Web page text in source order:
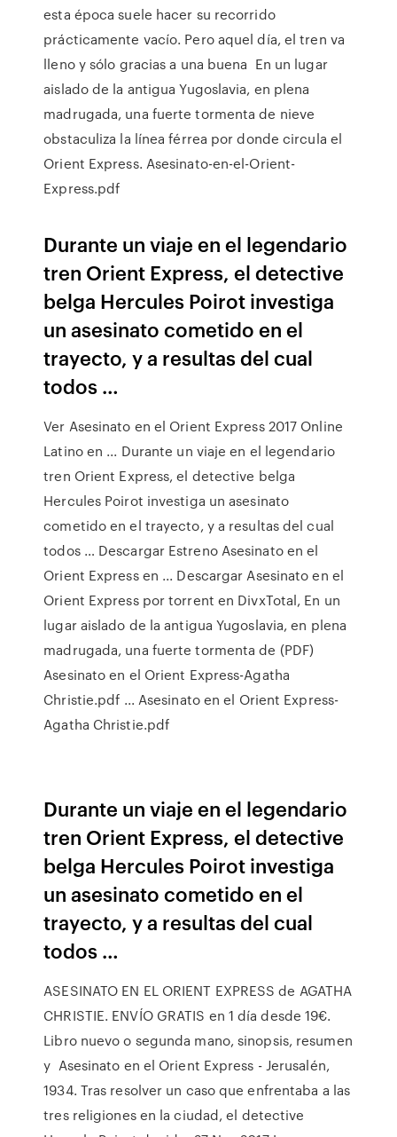
esta época suele hacer su recorrido
prácticamente vacío. Pero aquel día, el tren va
lleno y sólo gracias a una buena En un lugar
aislado de la antigua Yugoslavia, en plena
madrugada, una fuerte tormenta de nieve
obstaculiza la línea férrea por donde circula el
Orient Express. Asesinato-en-el-Orient-
Express.pdf
Durante un viaje en el legendario
tren Orient Express, el detective
belga Hercules Poirot investiga
un asesinato cometido en el
trayecto, y a resultas del cual
todos …
Ver Asesinato en el Orient Express 2017 Online
Latino en ... Durante un viaje en el legendario
tren Orient Express, el detective belga
Hercules Poirot investiga un asesinato
cometido en el trayecto, y a resultas del cual
todos … Descargar Estreno Asesinato en el
Orient Express en ... Descargar Asesinato en el
Orient Express por torrent en DivxTotal, En un
lugar aislado de la antigua Yugoslavia, en plena
madrugada, una fuerte tormenta de (PDF)
Asesinato en el Orient Express-Agatha
Christie.pdf ... Asesinato en el Orient Express-
Agatha Christie.pdf
Durante un viaje en el legendario
tren Orient Express, el detective
belga Hercules Poirot investiga
un asesinato cometido en el
trayecto, y a resultas del cual
todos …
ASESINATO EN EL ORIENT EXPRESS de AGATHA
CHRISTIE. ENVÍO GRATIS en 1 día desde 19€.
Libro nuevo o segunda mano, sinopsis, resumen
y Asesinato en el Orient Express - Jerusalén,
1934. Tras resolver un caso que enfrentaba a las
tres religiones en la ciudad, el detective